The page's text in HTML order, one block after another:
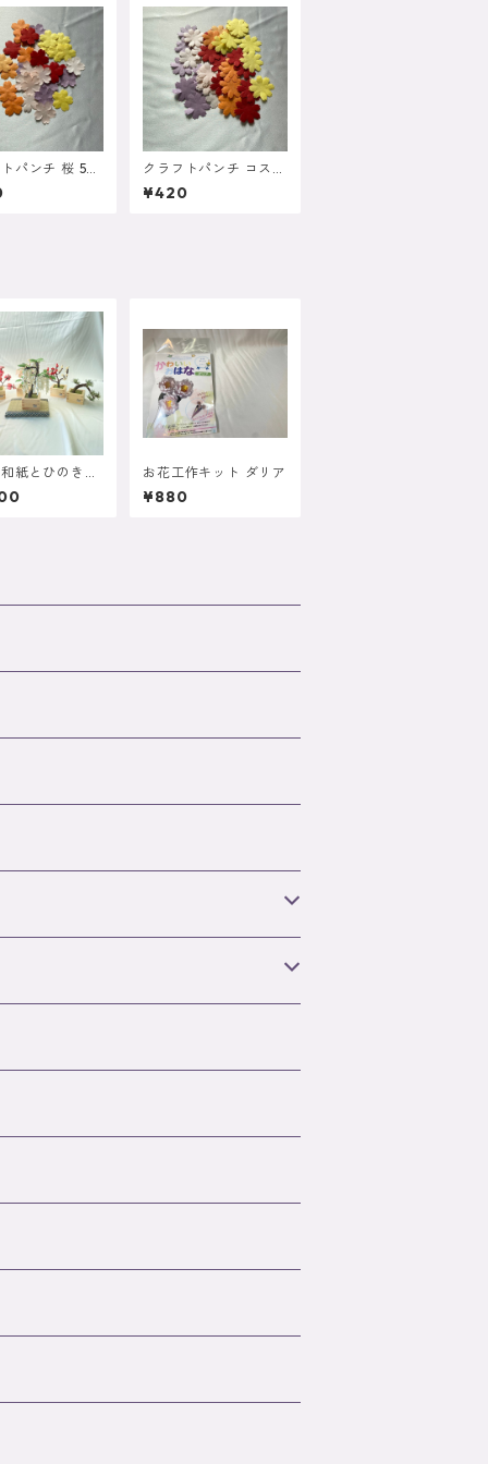
パンチ 桜 5g
機械漉き和紙
を使用
クラフトパンチ コスモ
ス 5g 四国地方機械漉
き和紙 【雲龍】を使用
¥420
紙とひのき升
用した白藤盆
お花工作キット ダリア
¥880